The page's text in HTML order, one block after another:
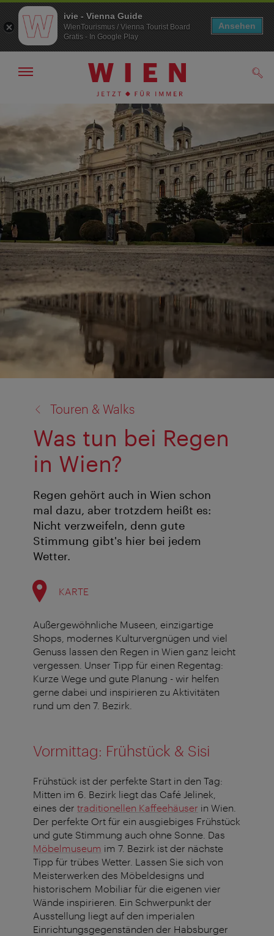
Navigation
Inhalt
Navigation
Touren & Walks
Was tun bei Regen
in Wien?
Regen gehört auch in Wien schon
mal dazu, aber trotzdem heißt es:
Nicht verzweifeln, denn gute
Stimmung gibt's hier bei jedem
Wetter.
KARTE
Außergewöhnliche Museen, einzigartige
Shops, modernes Kulturvergnügen und viel
Genuss lassen den Regen in Wien ganz leicht
vergessen. Unser Tipp für einen Regentag:
Kurze Wege und gute Planung - wir helfen
gerne dabei und inspirieren zu Aktivitäten
rund um den 7. Bezirk.
Vormittag: Frühstück & Sisi
Frühstück ist der perfekte Start in den Tag:
Mitten im 6. Bezirk liegt das Café Jelinek,
eines der traditionellen Kaffeehäuser in Wien.
Der perfekte Ort für ein ausgiebiges Frühstück
und gute Stimmung auch ohne Sonne. Das
Möbelmuseum im 7. Bezirk ist der nächste
Tipp für trübes Wetter. Lassen Sie sich von
Meisterwerken des Möbeldesigns und
historischem Mobiliar für die eigenen vier
Wände inspirieren. Ein Schwerpunkt der
Ausstellung liegt auf den imperialen
Einrichtungsgegenständen der Habsburger
ivie - Vienna Guide
WienTourismus / Vienna Tourist Board
Gratis - In Google Play
Ansehen